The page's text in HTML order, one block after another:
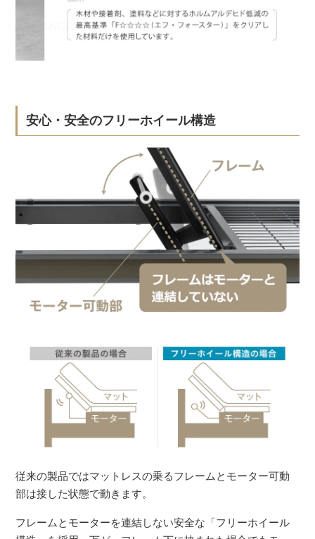
安心・安全のフリーホイール構造
従来の製品ではマットレスの乗るフレームとモーター可動
部は接した状態で動きます。
フレームとモーターを連結しない安全な「フリーホイール